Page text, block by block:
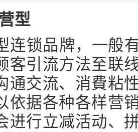
型
连锁品牌，一般
客引流方法至联
通交流、消費粘
依据各种各样营
进行立减活动、